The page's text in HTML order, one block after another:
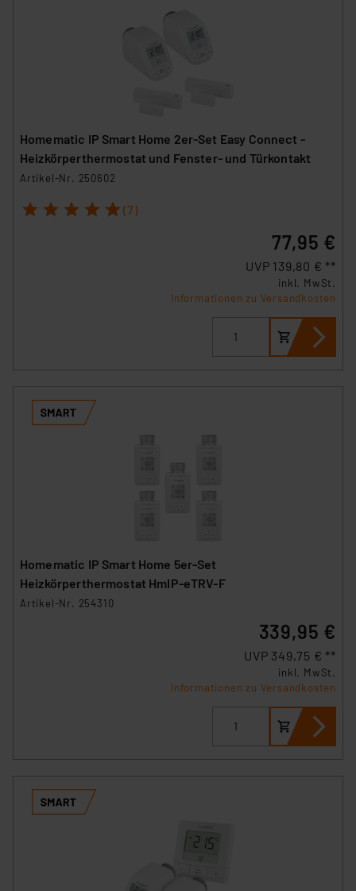
Homematic IP Smart Home 2er-Set Easy Connect -
Heizkörperthermostat und Fenster- und Türkontakt
Artikel-Nr. 250602
1 2 3 4 5 (7)
77,95 €
UVP 139,80 € **
inkl. MwSt.
Informationen zu Versandkosten
Homematic IP Smart Home 5er-Set
Heizkörperthermostat HmIP-eTRV-F
Artikel-Nr. 254310
339,95 €
UVP 349,75 € **
inkl. MwSt.
Informationen zu Versandkosten